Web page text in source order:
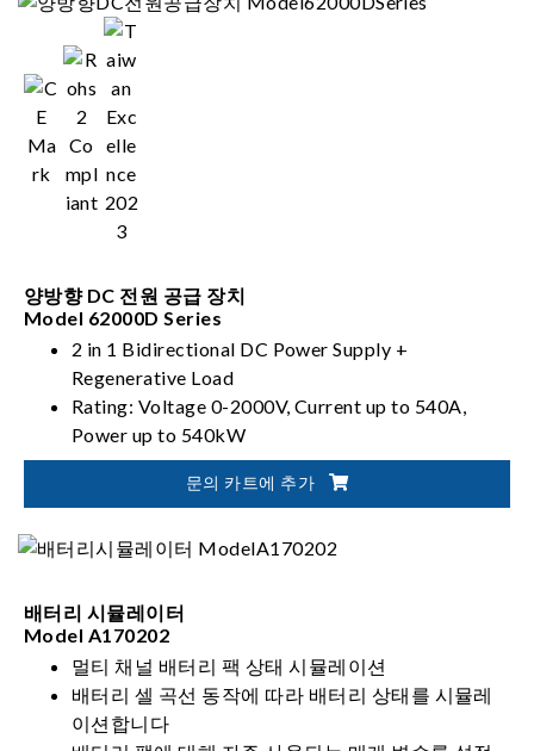
양방향 DC 전원 공급 장치
Model 62000D Series
2 in 1 Bidirectional DC Power Supply +
Regenerative Load
Rating: Voltage 0-2000V, Current up to 540A,
Power up to 540kW
PV, Battery, Fuel Cell simulation
문의 카트에 추가
배터리 시뮬레이터
Model A170202
멀티 채널 배터리 팩 상태 시뮬레이션
배터리 셀 곡선 동작에 따라 배터리 상태를 시뮬레
이션합니다